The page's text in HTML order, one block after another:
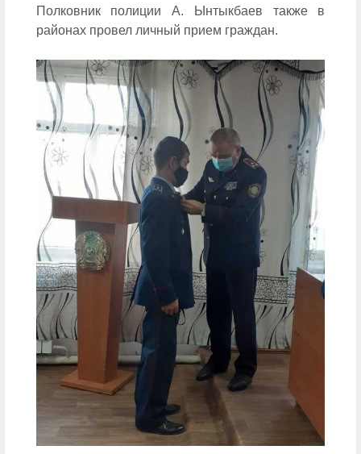
Полковник полиции А. Ынтыкбаев также в
районах провел личный прием граждан.